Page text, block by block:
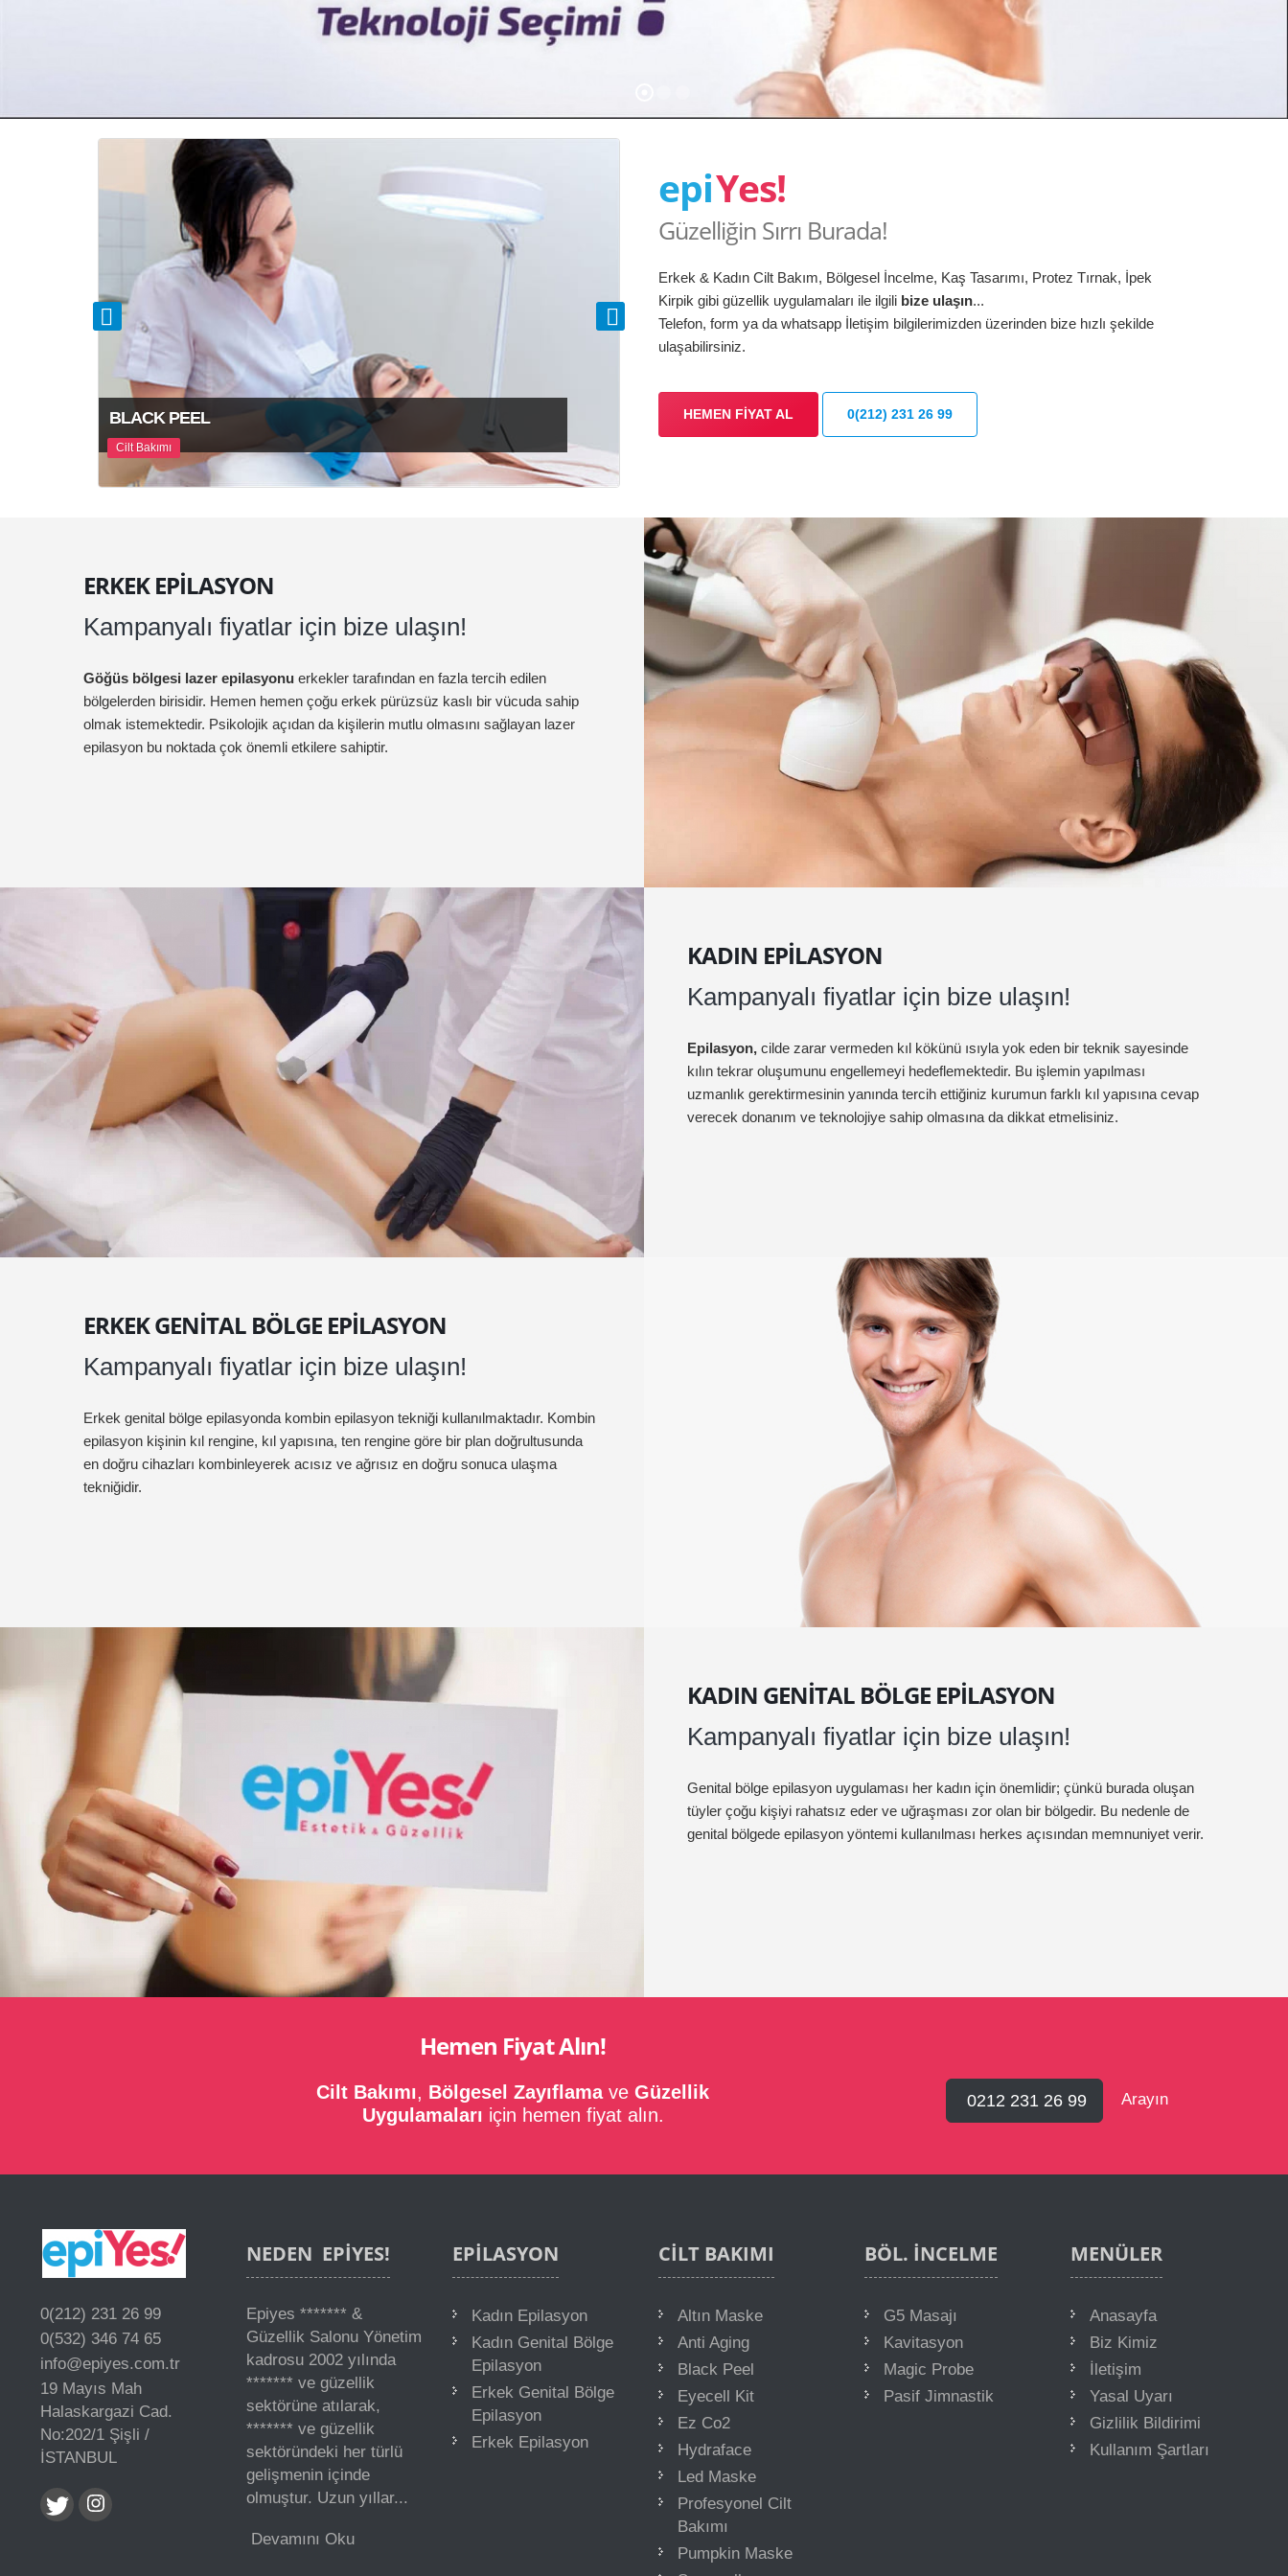
BLACK PEEL
Cilt Bakımı
EYECELL KIT
epiYes!
Güzelliğin Sırrı Burada!
Erkek & Kadın Cilt Bakım, Bölgesel İncelme, Kaş Tasarımı, Protez Tırnak, İpek
Kirpik gibi güzellik uygulamaları ile ilgili bize ulaşın...
Telefon, form ya da whatsapp İletişim bilgilerimizden üzerinden bize hızlı şekilde
ulaşabilirsiniz.
HEMEN FIYAT AL 0(212) 231 26 99
ERKEK EPILASYON
Kampanyalı fiyatlar için bize ulaşın!
Göğüs bölgesi lazer epilasyonu erkekler tarafından en fazla tercih edilen
bölgelerden birisidir. Hemen hemen çoğu erkek pürüzsüz kaslı bir vücuda sahip
olmak istemektedir. Psikolojik açıdan da kişilerin mutlu olmasını sağlayan lazer
epilasyon bu noktada çok önemli etkilere sahiptir.
KADIN EPILASYON
Kampanyalı fiyatlar için bize ulaşın!
Epilasyon, cilde zarar vermeden kıl kökünü ısıyla yok eden bir teknik sayesinde
kılın tekrar oluşumunu engellemeyi hedeflemektedir. Bu işlemin yapılması
uzmanlık gerektirmesinin yanında tercih ettiğiniz kurumun farklı kıl yapısına cevap
verecek donanım ve teknolojiye sahip olmasına da dikkat etmelisiniz.
ERKEK GENITAL BÖLGE EPILASYON
Kampanyalı fiyatlar için bize ulaşın!
Erkek genital bölge epilasyonda kombin epilasyon tekniği kullanılmaktadır. Kombin
epilasyon kişinin kıl rengine, kıl yapısına, ten rengine göre bir plan doğrultusunda
en doğru cihazları kombinleyerek acısız ve ağrısız en doğru sonuca ulaşma
tekniğidir.
KADIN GENITAL BÖLGE EPILASYON
Kampanyalı fiyatlar için bize ulaşın!
Genital bölge epilasyon uygulaması her kadın için önemlidir; çünkü burada oluşan
tüyler çoğu kişiyi rahatsız eder ve uğraşması zor olan bir bölgedir. Bu nedenle de
genital bölgede epilasyon yöntemi kullanılması herkes açısından memnuniyet verir.
Hemen Fiyat Alın!
Cilt Bakımı, Bölgesel ZayıflamaveGüzellik
Uygulamaları için hemen fiyat alın.
0212 231 26 99 Arayın
0(212) 231 26 99
0(532) 346 74 65
info@epiyes.com.tr
19 Mayıs Mah
Halaskargazi Cad.
No:202/1 Şişli /
İSTANBUL
MENÜLER
Anasayfa
Biz Kimiz
İletişim
Yasal Uyarı
Gizlilik Bildirimi
Kullanım Şartları
NEDEN EPIYES!
Epiyes ******* &
Güzellik Salonu Yönetim
kadrosu 2002 yılında
******* ve güzellik
sektörüne atılarak,
******* ve güzellik
sektöründeki her türlü
gelişmenin içinde
olmuştur. Uzun yıllar...
Devamını Oku
EPILASYON
Kadın Epilasyon
Kadın Genital Bölge
Epilasyon
Erkek Genital Bölge
Epilasyon
Erkek Epilasyon
CILT BAKIMI
Altın Maske
Anti Aging
Black Peel
Eyecell Kit
Ez Co2
Hydraface
Led Maske
Profesyonel Cilt
Bakımı
Pumpkin Maske
BÖL. İNCELME
G5 Masajı
Kavitasyon
Magic Probe
Pasif Jimnastik